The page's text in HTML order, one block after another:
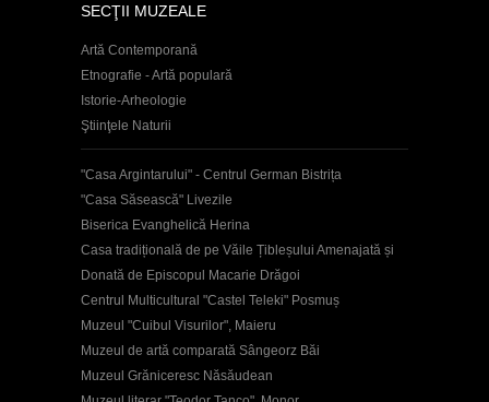
SECŢII MUZEALE
Artă Contemporană
Etnografie - Artă populară
Istorie-Arheologie
Ştiinţele Naturii
"Casa Argintarului" - Centrul German Bistrița
"Casa Săsească" Livezile
Biserica Evanghelică Herina
Casa tradițională de pe Văile Țibleșului Amenajată și
Donată de Episcopul Macarie Drăgoi
Centrul Multicultural "Castel Teleki" Posmuș
Muzeul "Cuibul Visurilor", Maieru
Muzeul de artă comparată Sângeorz Băi
Muzeul Grăniceresc Năsăudean